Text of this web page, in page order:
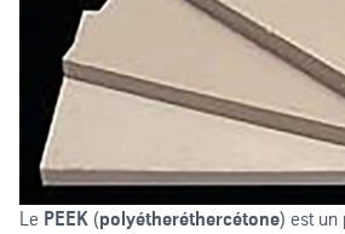
Le PEEK (polyétheréthercétone) est un